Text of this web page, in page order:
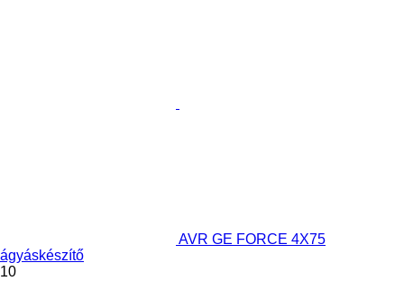
AVR GE FORCE 4X75
ágyáskészítő
10